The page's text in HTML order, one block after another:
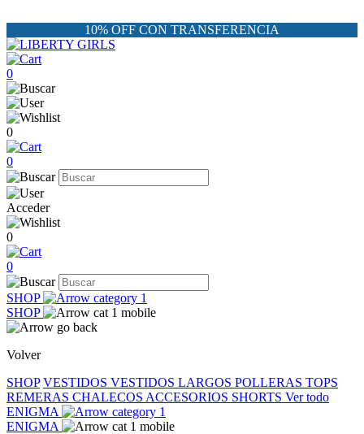
10% OFF CON TRANSFERENCIA
0
0
0
Acceder
0
0
SHOP
SHOP
Volver
SHOP VESTIDOS VESTIDOS LARGOS POLLERAS TOPS
REMERAS CHALECOS ACCESORIOS SHORTS Ver todo
ENIGMA
ENIGMA